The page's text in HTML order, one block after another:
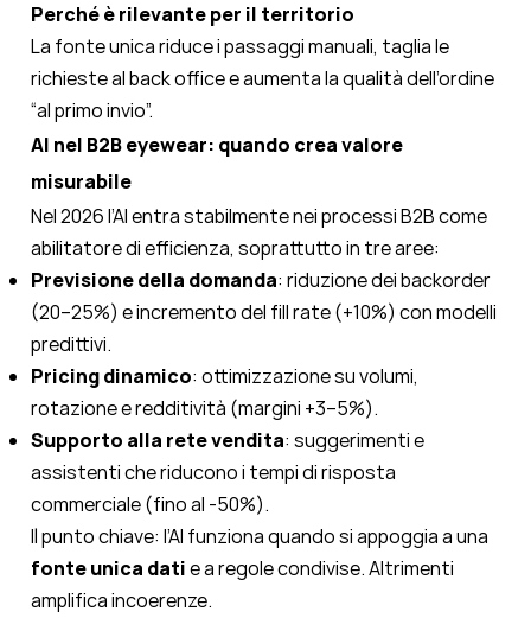
Perché è rilevante per il territorio
La fonte unica riduce i passaggi manuali, taglia le
richieste al back office e aumenta la qualità dell’ordine
“al primo invio”.
AI nel B2B eyewear: quando crea valore
misurabile
Nel 2026 l’AI entra stabilmente nei processi B2B come
abilitatore di efficienza, soprattutto in tre aree:
Previsione della domanda: riduzione dei backorder
(20–25%) e incremento del fill rate (+10%) con modelli
predittivi.
Pricing dinamico: ottimizzazione su volumi,
rotazione e redditività (margini +3–5%).
Supporto alla rete vendita: suggerimenti e
assistenti che riducono i tempi di risposta
commerciale (fino al -50%).
Il punto chiave: l’AI funziona quando si appoggia a una
fonte unica datie a regole condivise. Altrimenti
amplifica incoerenze.